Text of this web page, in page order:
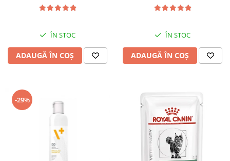
ÎN STOC
ADAUGĂ ÎN COȘ
ÎN STOC
ADAUGĂ ÎN COȘ
-29%